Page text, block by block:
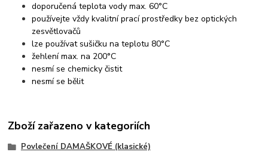
doporučená teplota vody max. 60°C
používejte vždy kvalitní prací prostředky bez optických
zesvětlovačů
lze používat sušičku na teplotu 80°C
žehlení max. na 200°C
nesmí se chemicky čistit
nesmí se bělit
Zboží zařazeno v kategoriích
Povlečení DAMAŠKOVÉ (klasické)